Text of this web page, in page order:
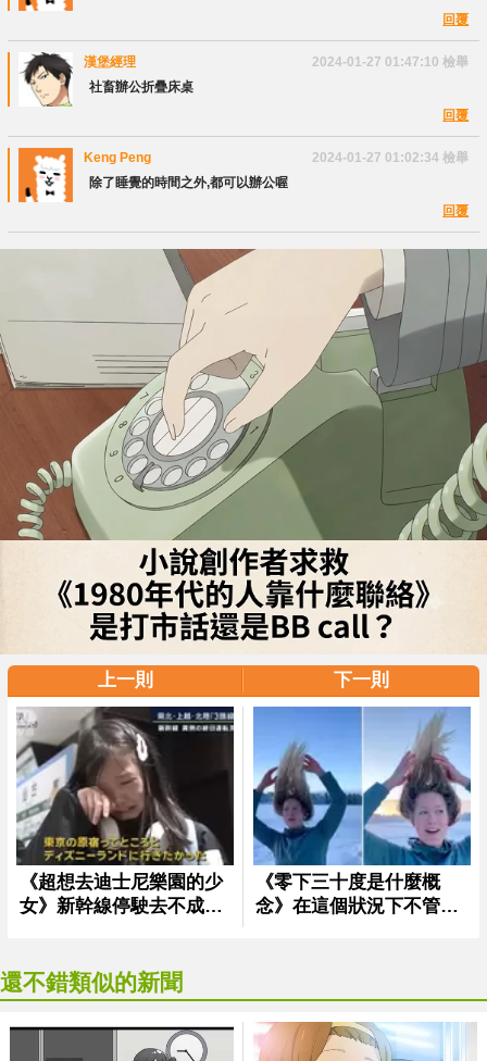
回覆
漢堡經理 2024-01-27 01:47:10 檢舉
社畜辦公折疊床桌
回覆
Keng Peng 2024-01-27 01:02:34 檢舉
除了睡覺的時間之外,都可以辦公喔
回覆
上一則 下一則
還不錯類似的新聞